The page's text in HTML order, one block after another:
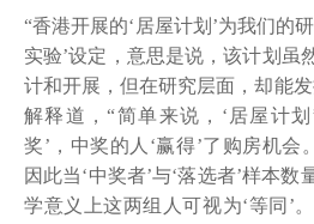
“香港开展的‘居屋计划’为我们的
实验’设定，意思是说，该计划虽
计和开展，但在研究层面，却能
解释道，“简单来说，‘居屋计
奖’，中奖的人‘赢得’了购房机会
因此当‘中奖者’与‘落选者’样本
学意义上这两组人可视为‘等同’